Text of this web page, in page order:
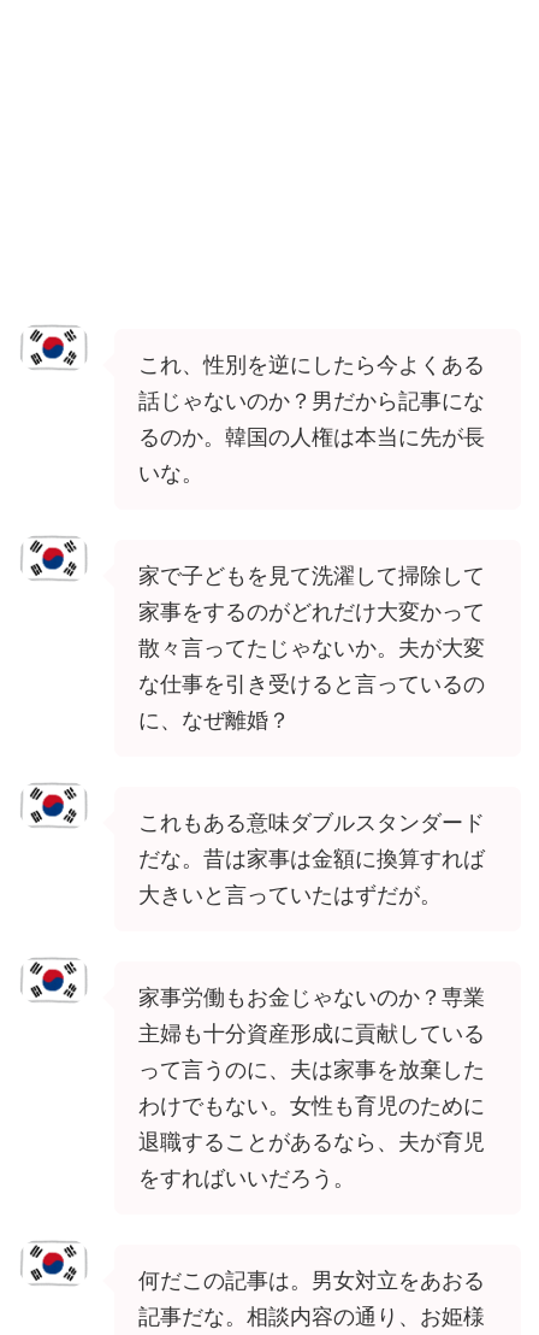
これ、性別を逆にしたら今よくある
話じゃないのか？男だから記事にな
るのか。韓国の人権は本当に先が長
いな。
家で子どもを見て洗濯して掃除して
家事をするのがどれだけ大変かって
散々言ってたじゃないか。夫が大変
な仕事を引き受けると言っているの
に、なぜ離婚？
これもある意味ダブルスタンダード
だな。昔は家事は金額に換算すれば
大きいと言っていたはずだが。
家事労働もお金じゃないのか？専業
主婦も十分資産形成に貢献している
って言うのに、夫は家事を放棄した
わけでもない。女性も育児のために
退職することがあるなら、夫が育児
をすればいいだろう。
何だこの記事は。男女対立をあおる
記事だな。相談内容の通り、お姫様